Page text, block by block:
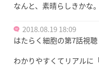
なんと、素晴らしきかな。
2018.08.19 18:09
はたらく細胞の第7話視
わかりやすくてリアルに